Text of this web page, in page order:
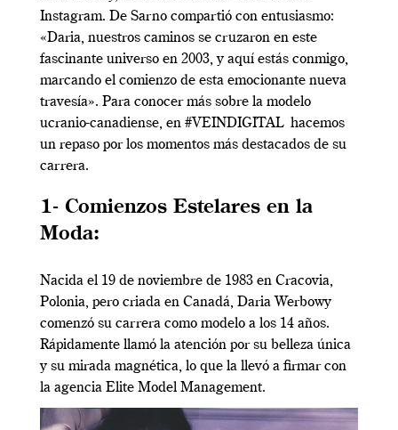
Instagram. De Sarno compartió con entusiasmo:
«Daria, nuestros caminos se cruzaron en este
fascinante universo en 2003, y aquí estás conmigo,
marcando el comienzo de esta emocionante nueva
travesía». Para conocer más sobre la modelo
ucranio-canadiense, en #VEINDIGITAL hacemos
un repaso por los momentos más destacados de su
carrera.
1- Comienzos Estelares en la
Moda:
Nacida el 19 de noviembre de 1983 en Cracovia,
Polonia, pero criada en Canadá, Daria Werbowy
comenzó su carrera como modelo a los 14 años.
Rápidamente llamó la atención por su belleza única
y su mirada magnética, lo que la llevó a firmar con
la agencia Elite Model Management.